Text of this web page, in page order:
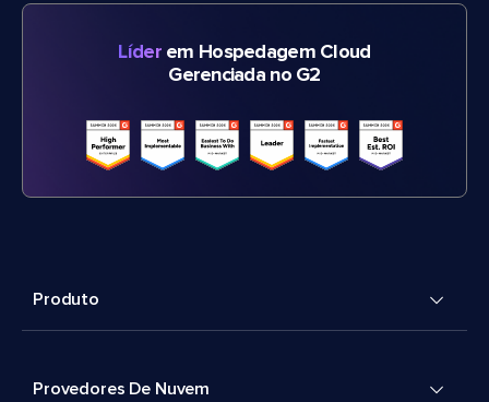
Líderem Hospedagem Cloud
Gerenciada no G2
Produto
Provedores De Nuvem